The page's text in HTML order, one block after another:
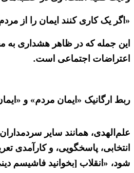
«اگر یک کاری کنند ایمان را از
این جمله که در ظاهر هشداری
اعتراضات اجتماعی است.
ربط ارگانیک «ایمان مردم» و
علم‌الهدی، همانند سایر
انتخابی، پاسخگویی، و کارآمدی
شود، «انقلاب [بخوانید